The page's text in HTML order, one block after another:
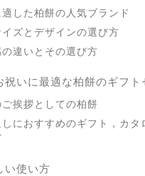
した柏餅の人気ブランド
ズとデザインの選び方
違いとその選び方
祝いに最適な柏餅のギフト
挨拶としての柏餅
しにおすすめのギフト，カタ
い使い方